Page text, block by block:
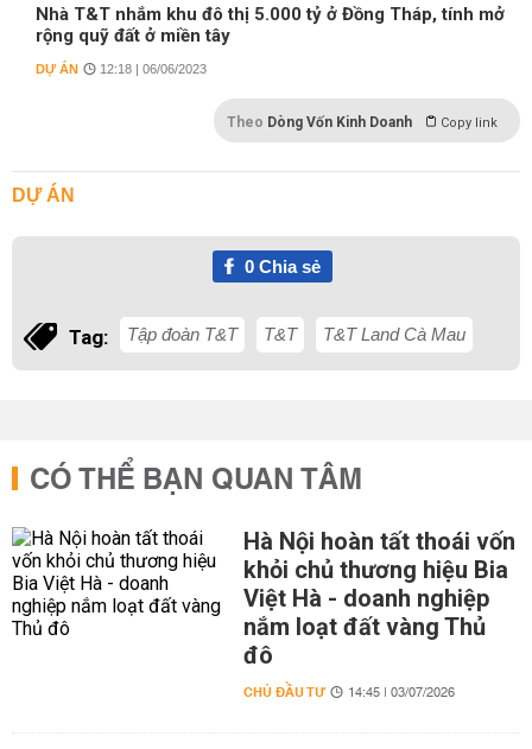
Nhà T&T nhắm khu đô thị 5.000 tỷ ở Đồng Tháp, tính mở
rộng quỹ đất ở miền tây
DỰ ÁN 12:18 | 06/06/2023
Theo Dòng Vốn Kinh Doanh Copy link
DỰ ÁN
0Chia sẻ
Tag: Tập đoàn T&T T&T T&T Land Cà Mau
CÓ THỂ BẠN QUAN TÂM
Hà Nội hoàn tất thoái vốn
khỏi chủ thương hiệu Bia
Việt Hà - doanh nghiệp
nắm loạt đất vàng Thủ
đô
CHỦ ĐẦU TƯ 14:45 | 03/07/2026